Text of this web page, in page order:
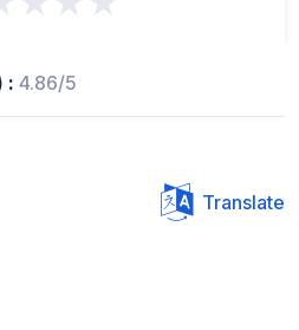
: 4.86/5
Translate